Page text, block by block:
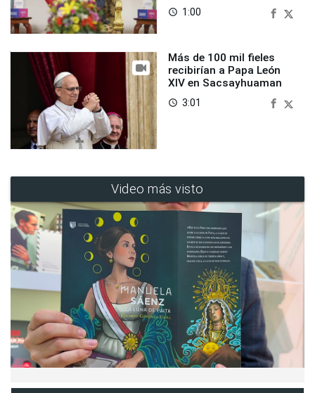
access_time 1:00
Más de 100 mil fieles
recibirían a Papa León
XIV en Sacsayhuaman
access_time 3:01
Video más visto